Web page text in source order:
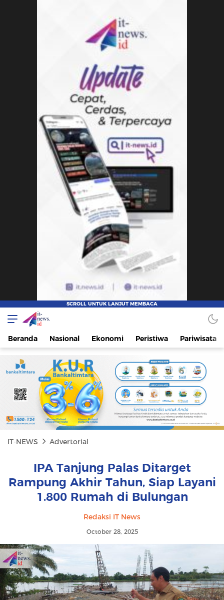
IT-NEWS
Update Cepat, Cerdas, dan Terpercaya
Beranda Nasional Ekonomi Peristiwa Pariwisata
IT-NEWS Advertorial
IPA Tanjung Palas Ditarget
Rampung Akhir Tahun, Siap Layani
1.800 Rumah di Bulungan
Redaksi IT News
October 28, 2025